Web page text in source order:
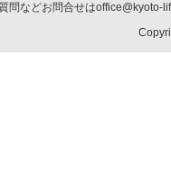
問などお問合せは